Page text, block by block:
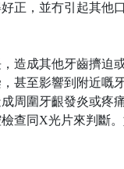
正，並冇引起其
造成其他牙齒擠迫
甚至影響到附近嘅牙
周圍牙齦發炎或疼痛
查同 X光片來判斷